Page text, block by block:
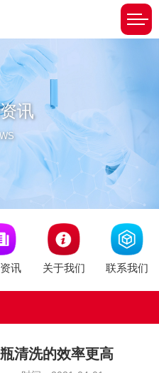
讯
讯 关于我们 联系我们
清洗的效率更高